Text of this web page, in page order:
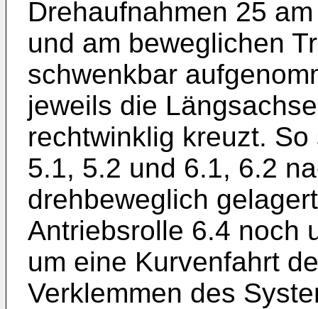
Drehaufnahmen 25
und am beweglichen
schwenkbar
jeweils die
rechtwinklig kreuzt.
5.1, 5.2 und 6.1, 6.2
drehbeweglich
Antriebsrolle 6.4 noch
um eine Kurvenfahrt
Verklemmen des